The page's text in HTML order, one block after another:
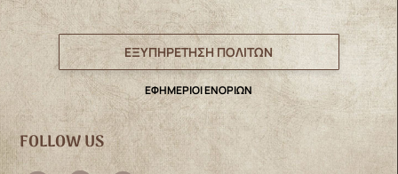
ΕΞΥΠΗΡΕΤΗΣΗ ΠΟΛΙΤΩΝ
ΕΦΗΜΕΡΙΟΙ ΕΝΟΡΙΩΝ
FOLLOW US